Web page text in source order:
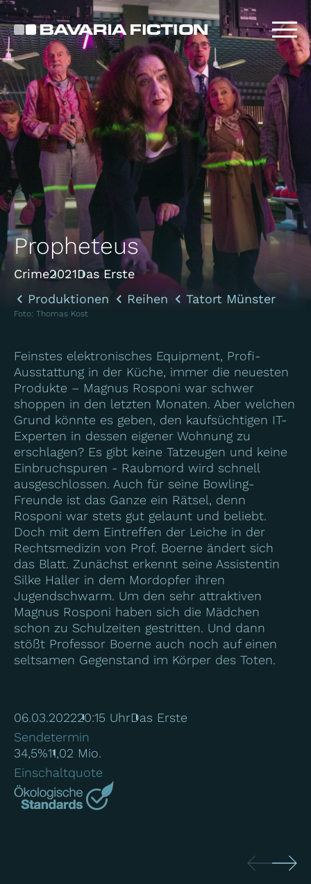
Direkt
zum
Inhalt
Propheteus
Crime2021Das Erste
Produktionen
Reihen Tatort Münster
Foto: Thomas Kost
Feinstes elektronisches Equipment, Profi-
Ausstattung in der Küche, immer die neuesten
Produkte – Magnus Rosponi war schwer
shoppen in den letzten Monaten. Aber welchen
Grund könnte es geben, den kaufsüchtigen IT-
Experten in dessen eigener Wohnung zu
erschlagen? Es gibt keine Tatzeugen und keine
Einbruchspuren - Raubmord wird schnell
ausgeschlossen. Auch für seine Bowling-
Freunde ist das Ganze ein Rätsel, denn
Rosponi war stets gut gelaunt und beliebt.
Doch mit dem Eintreffen der Leiche in der
Rechtsmedizin von Prof. Boerne ändert sich
das Blatt. Zunächst erkennt seine Assistentin
Silke Haller in dem Mordopfer ihren
Jugendschwarm. Um den sehr attraktiven
Magnus Rosponi haben sich die Mädchen
schon zu Schulzeiten gestritten. Und dann
stößt Professor Boerne auch noch auf einen
seltsamen Gegenstand im Körper des Toten.
06.03.202220:15 UhrDas Erste
Sendetermin
34,5%11,02 Mio.
Einschaltquote